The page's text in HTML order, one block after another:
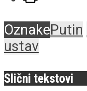
OznakePutin
ustav
Slični tekstovi